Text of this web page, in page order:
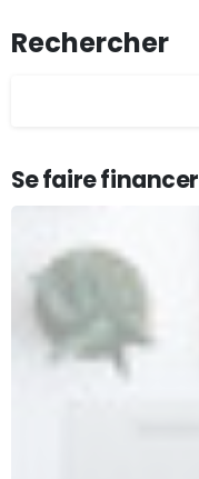
Rechercher
Se faire